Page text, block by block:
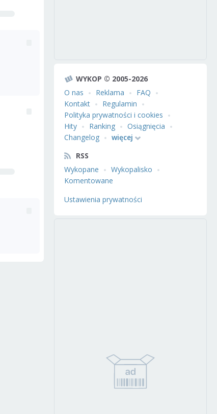
WYKOP © 2005-2026
O nas
Reklama
FAQ
Kontakt
Regulamin
Polityka prywatności i cookies
Hity
Ranking
Osiągnięcia
Changelog
więcej
RSS
Wykopane
Wykopalisko
Komentowane
Ustawienia prywatności